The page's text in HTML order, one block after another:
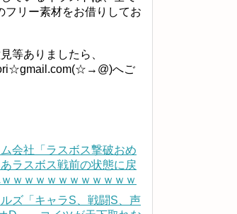
フリー素材をお借りしてお
等ありましたら、
へご
ム会社「ラスボス撃破おめ
ラスボス戦前の状態に戻
ｗｗｗｗｗｗｗｗｗｗｗ
ルズ「キャラS、戦闘S、声